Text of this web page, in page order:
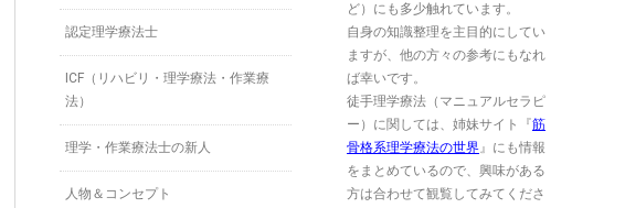
認定理学療法士
ICF（リハビリ・理学療法・作業療
法）
理学・作業療法士の新人
人物＆コンセプト
ど）にも多少触れています。
自身の知識整理を主目的にしてい
ますが、他の方々の参考にもなれ
ば幸いです。
徒手理学療法（マニュアルセラピ
ー）に関しては、姉妹サイト『筋
骨格系理学療法の世界』にも情報
をまとめているので、興味がある
方は合わせて観覧してみてくださ